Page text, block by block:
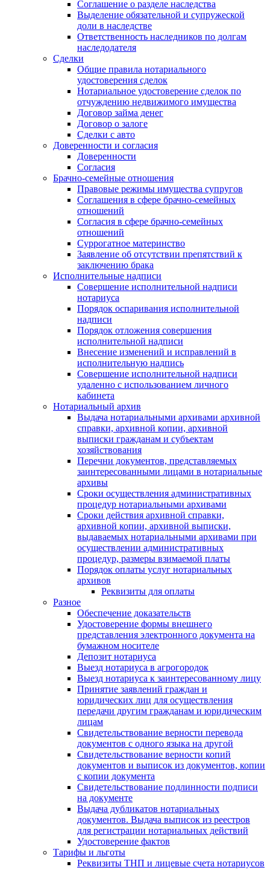
Соглашение о разделе наследства
Выделение обязательной и супружеской
доли в наследстве
Ответственность наследников по долгам
наследодателя
Сделки
Общие правила нотариального
удостоверения сделок
Нотариальное удостоверение сделок по
отчуждению недвижимого имущества
Договор займа денег
Договор о залоге
Сделки с авто
Доверенности и согласия
Доверенности
Согласия
Брачно-семейные отношения
Правовые режимы имущества супругов
Соглашения в сфере брачно-семейных
отношений
Согласия в сфере брачно-семейных
отношений
Суррогатное материнство
Заявление об отсутствии препятствий к
заключению брака
Исполнительные надписи
Совершение исполнительной надписи
нотариуса
Порядок оспаривания исполнительной
надписи
Порядок отложения совершения
исполнительной надписи
Внесение изменений и исправлений в
исполнительную надпись
Совершение исполнительной надписи
удаленно с использованием личного
кабинета
Нотариальный архив
Выдача нотариальными архивами архивной
справки, архивной копии, архивной
выписки гражданам и субъектам
хозяйствования
Перечни документов, представляемых
заинтересованными лицами в нотариальные
архивы
Сроки осуществления административных
процедур нотариальными архивами
Сроки действия архивной справки,
архивной копии, архивной выписки,
выдаваемых нотариальными архивами при
осуществлении административных
процедур, размеры взимаемой платы
Порядок оплаты услуг нотариальных
архивов
Реквизиты для оплаты
Разное
Обеспечение доказательств
Удостоверение формы внешнего
представления электронного документа на
бумажном носителе
Депозит нотариуса
Выезд нотариуса в агрогородок
Выезд нотариуса к заинтересованному лицу
Принятие заявлений граждан и
юридических лиц для осуществления
передачи другим гражданам и юридическим
лицам
Свидетельствование верности перевода
документов с одного языка на другой
Свидетельствование верности копий
документов и выписок из документов, копии
с копии документа
Свидетельствование подлинности подписи
на документе
Выдача дубликатов нотариальных
документов. Выдача выписок из реестров
для регистрации нотариальных действий
Удостоверение фактов
Тарифы и льготы
Реквизиты ТНП и лицевые счета нотариусов